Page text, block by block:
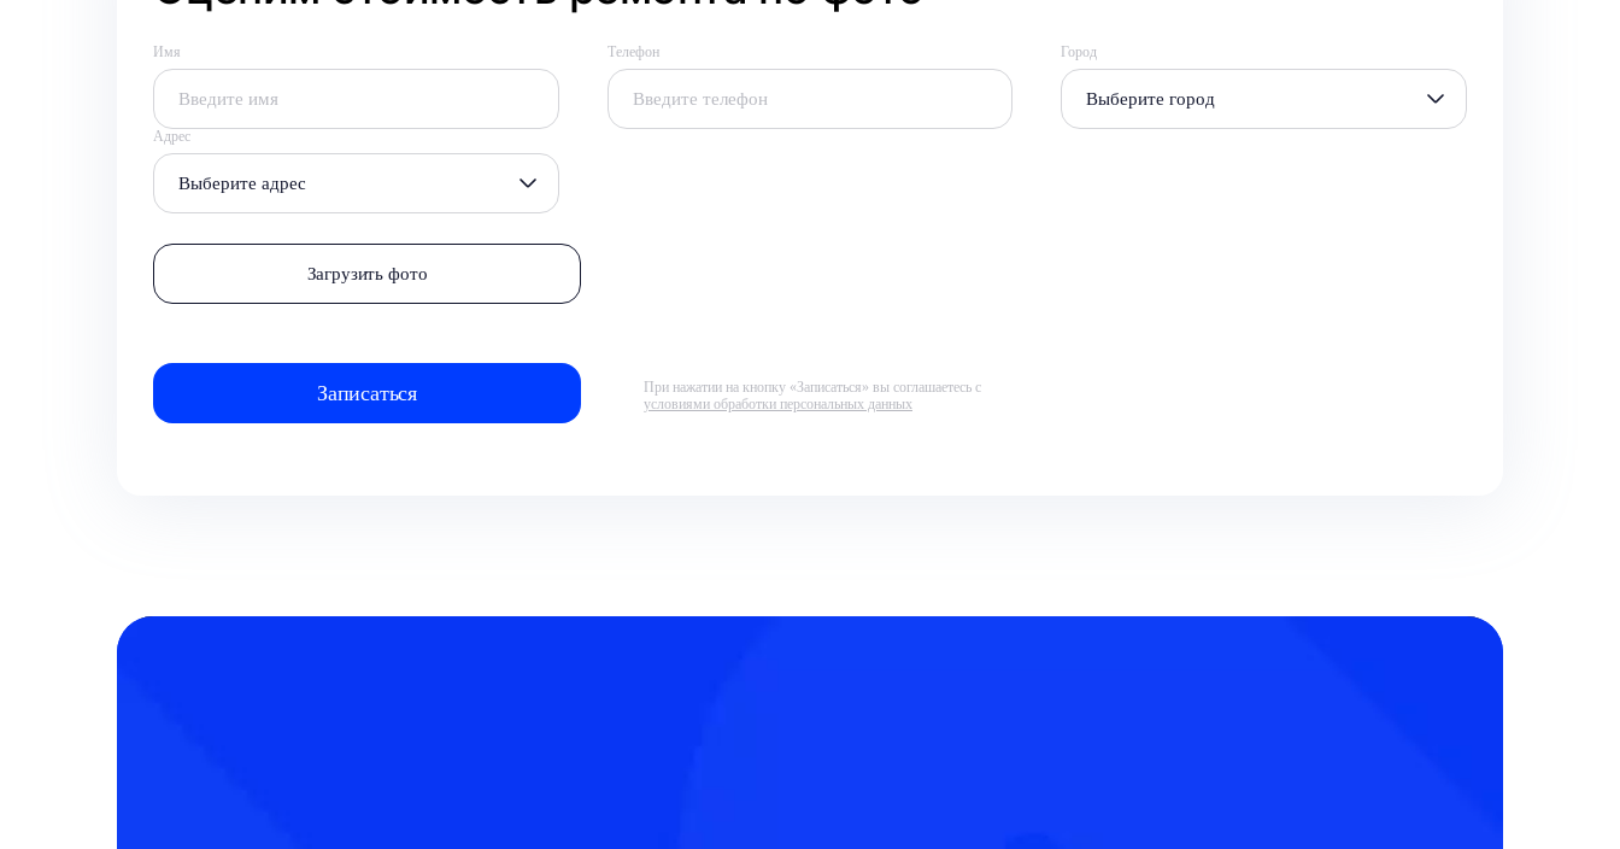
Имя Телефон Город
Выберите город
Адрес
Выберите адрес
Загрузить фото
При нажатии на кнопку «Записаться» вы соглашаетесь с
условиями обработки персональных данных